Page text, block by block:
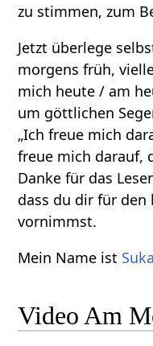
zu stimmen, zum
Jetzt überlege
morgens früh,
mich heute / am
um göttlichen
„Ich freue mich
freue mich darauf,
Danke für das
dass du dir für den
vornimmst.
Mein Name ist
Video Am